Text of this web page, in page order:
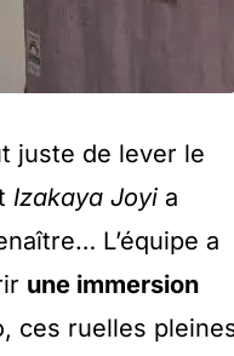
juste de lever le
Izakaya Joyi a
L’équipe a
une immersion
ces ruelles